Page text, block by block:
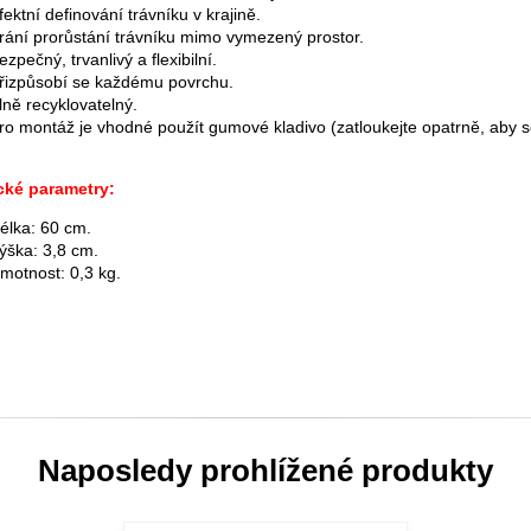
definování trávníku v krajině.
prorůstání trávníku mimo vymezený prostor.
trvanlivý a flexibilní.
se každému povrchu.
recyklovatelný.
montáž je vhodné použít gumové kladivo (zatloukejte opatrně, aby
parametry:
60 cm.
3,8 cm.
0,3 kg.
Naposledy prohlížené produkty